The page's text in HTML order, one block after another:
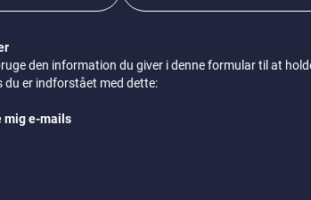
den information du giver i denne formular til at
du er indforstået med dette:
mig e-mails